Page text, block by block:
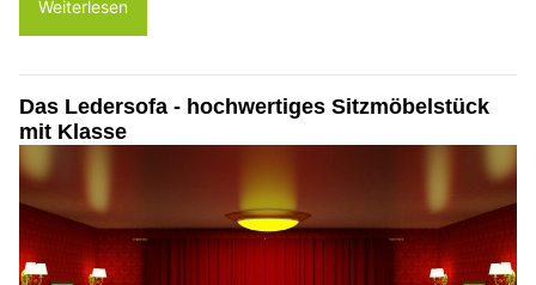
Weiterlesen
Das Ledersofa - hochwertiges Sitzmöbelstück
mit Klasse